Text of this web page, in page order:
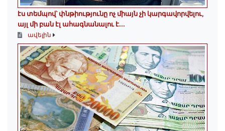
էս տեմպով՝ փնթիությունը ոչ միայն չի կարգավորվելու,
այլ մի բան էլ ահագնանալու է...
ավելին